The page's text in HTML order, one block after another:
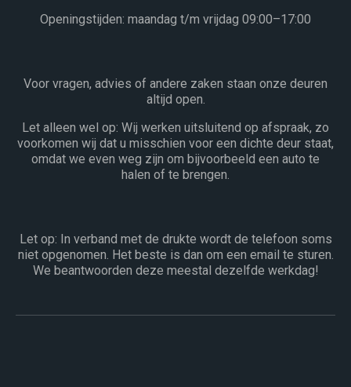
Openingstijden: maandag t/m vrijdag 09:00–17:00
Voor vragen, advies of andere zaken staan onze deuren
altijd open.
Let alleen wel op: Wij werken uitsluitend op afspraak, zo
voorkomen wij dat u misschien voor een dichte deur staat,
omdat we even weg zijn om bijvoorbeeld een auto te
halen of te brengen.
Let op: In verband met de drukte wordt de telefoon soms
niet opgenomen. Het beste is dan om een email te sturen.
We beantwoorden deze meestal dezelfde werkdag!